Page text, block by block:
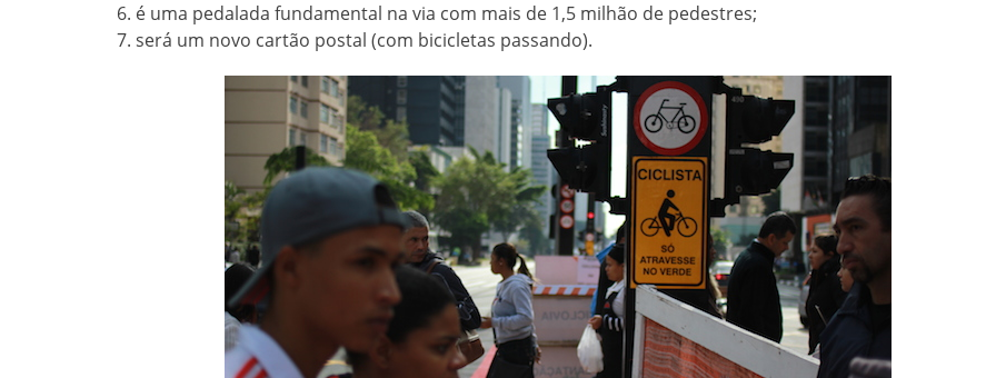
é uma pedalada fundamental na via com mais de 1,5 milhão de pedestres;
será um novo cartão postal (com bicicletas passando).